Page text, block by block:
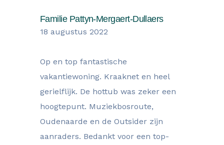
Familie Pattyn-Mergaert-Dullaers
18 augustus 2022
Op en top fantastische
vakantiewoning. Kraaknet en heel
gerielflijk. De hottub was zeker een
hoogtepunt. Muziekbosroute,
Oudenaarde en de Outsider zijn
aanraders. Bedankt voor een top-